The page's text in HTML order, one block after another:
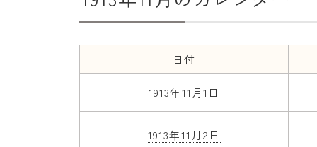
日付
1913年11月1日
1913年11月2日